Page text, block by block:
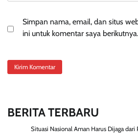
Simpan nama, email, dan situs
ini untuk komentar saya berikutnya.
BERITA TERBARU
Situasi Nasional Aman Harus Dijaga dari